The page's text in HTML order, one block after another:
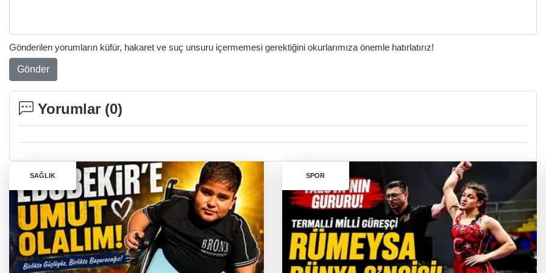
Gönderilen yorumların küfür, hakaret ve suç unsuru içermemesi gerektiğini okurlarımıza önemle hatırlatırız!
Gönder
Yorumlar (0)
SAĞLIK SPOR